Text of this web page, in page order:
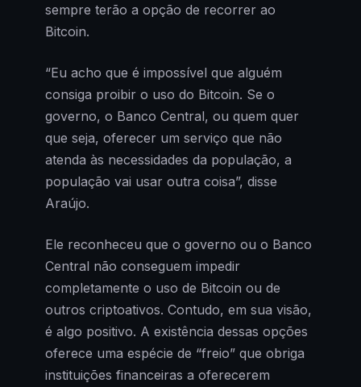
sempre terão a opção de recorrer ao
Bitcoin.
“Eu acho que é impossível que alguém
consiga proibir o uso do Bitcoin. Se o
governo, o Banco Central, ou quem quer
que seja, oferecer um serviço que não
atenda às necessidades da população, a
população vai usar outra coisa”, disse
Araújo.
Ele reconheceu que o governo ou o Banco
Central não conseguem impedir
completamente o uso de Bitcoin ou de
outros criptoativos. Contudo, em sua visão,
é algo positivo. A existência dessas opções
oferece uma espécie de “freio” que obriga
instituições financeiras a oferecerem